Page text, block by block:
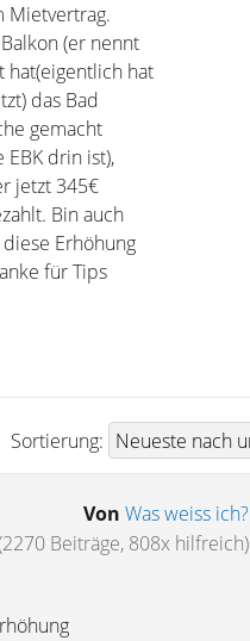
Mietvertrag.
(er nennt
hat(eigentlich hat
das Bad
gemacht
drin ist),
jetzt 345€
Bin auch
Erhöhung
für Tips
Sortierung:
Von Was weiss ich?
Beiträge, 808x hilfreich)